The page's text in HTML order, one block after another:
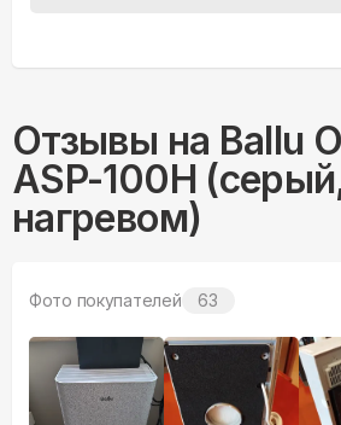
Отзывы на Ballu
ASP-100H
нагревом)
Фото покупателей 63